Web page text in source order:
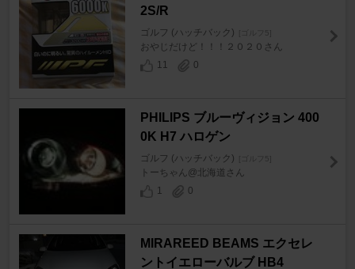
2S/R
ゴルフ (ハッチバック) [ゴルフ5]
おやじだけど！！！２０２０さん
11
0
PHILIPS ブルーヴィジョン 400
0K H7 ハロゲン
ゴルフ (ハッチバック) [ゴルフ5]
トーちゃん@北海道さん
1
0
MIRAREED BEAMS エクセレ
ントイエローバルブ HB4